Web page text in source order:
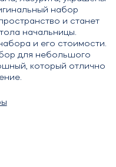
набор
и станет
начальницы.
и его стоимости.
для небольшого
который отлично